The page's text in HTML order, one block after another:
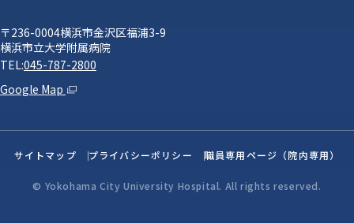
〒236-0004横浜市金沢区福浦3-9
横浜市立大学附属病院
TEL:045-787-2800
Google Map
サイトマップ プライバシーポリシー 職員専用ページ（院内専用）
© Yokohama City University Hospital. All rights reserved.